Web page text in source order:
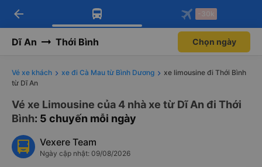
Tải app Vexere ngay!
Nhận ưu đãi thành viên độc
Mở app
Tải app Vexere
-30k/ghế khi đặt vé máy bay qua
Mở app
arrow_back -30k
Dĩ An Thới Bình Chọn ngày
Vé xe khách xe đi Cà Mau từ Bình Dương
xe limousine đi Thới Bình
từ Dĩ An
Vé xe Limousine của 4 nhà xe từ Dĩ An đi Thới
Bình: 5 chuyến mỗi ngày
Vexere Team
Ngày cập nhật: 09/08/2026